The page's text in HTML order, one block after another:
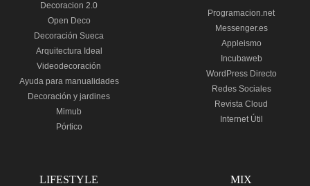
Decoracion 2.0
Open Deco
Decoración Sueca
Arquitectura Ideal
Videodecoración
Ayuda para manualidades
Decoración y jardines
Mimub
Pórtico
Programacion.net
Messenger.es
Appleismo
Incubaweb
WordPress Directo
Redes Sociales
Revista Cloud
Internet Útil
LIFESTYLE MIX